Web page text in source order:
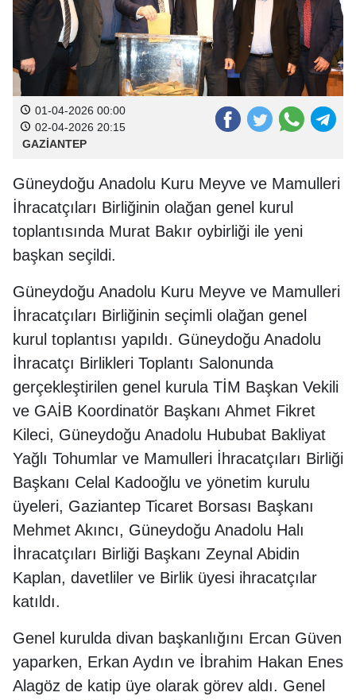
01-04-2026 00:00
02-04-2026 20:15
GAZİANTEP
Güneydoğu Anadolu Kuru Meyve ve Mamulleri
İhracatçıları Birliğinin olağan genel kurul
toplantısında Murat Bakır oybirliği ile yeni
başkan seçildi.
Güneydoğu Anadolu Kuru Meyve ve Mamulleri
İhracatçıları Birliğinin seçimli olağan genel
kurul toplantısı yapıldı. Güneydoğu Anadolu
İhracatçı Birlikleri Toplantı Salonunda
gerçekleştirilen genel kurula TİM Başkan Vekili
ve GAİB Koordinatör Başkanı Ahmet Fikret
Kileci, Güneydoğu Anadolu Hububat Bakliyat
Yağlı Tohumlar ve Mamulleri İhracatçıları Birliği
Başkanı Celal Kadooğlu ve yönetim kurulu
üyeleri, Gaziantep Ticaret Borsası Başkanı
Mehmet Akıncı, Güneydoğu Anadolu Halı
İhracatçıları Birliği Başkanı Zeynal Abidin
Kaplan, davetliler ve Birlik üyesi ihracatçılar
katıldı.
Genel kurulda divan başkanlığını Ercan Güven
yaparken, Erkan Aydın ve İbrahim Hakan Enes
Alagöz de katip üye olarak görev aldı. Genel